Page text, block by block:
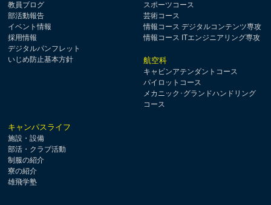
教員ブログ
部活動報告
イベント情報
採用情報
デジタルパンフレット
いじめ防止基本方針
スポーツコース
芸術コース
情報コース デジタルコンテンツ専攻
情報コース ITエンジニアリング専攻
航空科
キャビンアテンダントコース
パイロットコース
メカニック･グランドハンドリング
コース
キャンパスライフ
施設・設備
部活・クラブ活動
制服の紹介
寮の紹介
雄飛学塾